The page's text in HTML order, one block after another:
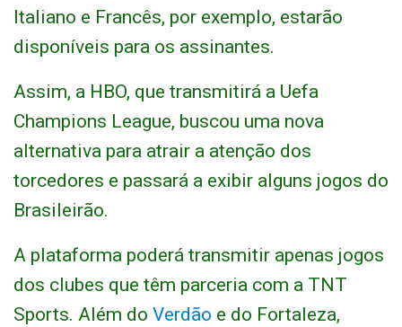
Italiano e Francês, por exemplo, estarão
disponíveis para os assinantes.
Assim, a HBO, que transmitirá a Uefa
Champions League, buscou uma nova
alternativa para atrair a atenção dos
torcedores e passará a exibir alguns jogos do
Brasileirão.
A plataforma poderá transmitir apenas jogos
dos clubes que têm parceria com a TNT
Sports. Além do Verdão e do Fortaleza,